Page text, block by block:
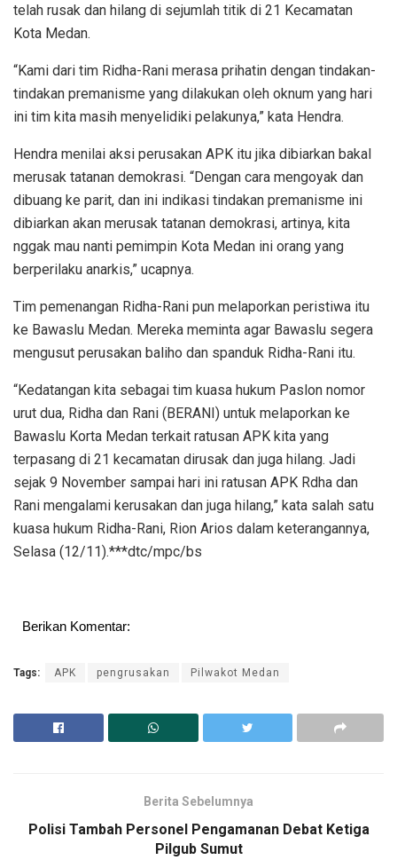
telah rusak dan hilang di sejumlah titik di 21 Kecamatan
Kota Medan.
“Kami dari tim Ridha-Rani merasa prihatin dengan tindakan-
tindakan premanisme yang dilakukan oleh oknum yang hari
ini tim kita masih menyelidiki pelakunya,” kata Hendra.
Hendra menilai aksi perusakan APK itu jika dibiarkan bakal
merusak tatanan demokrasi. “Dengan cara mengoyak dan
dibuang ke parit, dan ini indikasi tindakan premanisme ini
dibiarkan akan merusak tatanan demokrasi, artinya, kita
nggak mau nanti pemimpin Kota Medan ini orang yang
berperilaku anarkis,” ucapnya.
Tim pemenangan Ridha-Rani pun melaporkan peristiwa itu
ke Bawaslu Medan. Mereka meminta agar Bawaslu segera
mengusut perusakan baliho dan spanduk Ridha-Rani itu.
“Kedatangan kita sebagai tim kuasa hukum Paslon nomor
urut dua, Ridha dan Rani (BERANI) untuk melaporkan ke
Bawaslu Korta Medan terkait ratusan APK kita yang
terpasang di 21 kecamatan dirusak dan juga hilang. Jadi
sejak 9 November sampai hari ini ratusan APK Rdha dan
Rani mengalami kerusakan dan juga hilang,” kata salah satu
kuasa hukum Ridha-Rani, Rion Arios dalam keterangannya,
Selasa (12/11).***dtc/mpc/bs
Berikan Komentar:
Tags: APK pengrusakan Pilwakot Medan
Berita Sebelumnya
Polisi Tambah Personel Pengamanan Debat Ketiga
Pilgub Sumut